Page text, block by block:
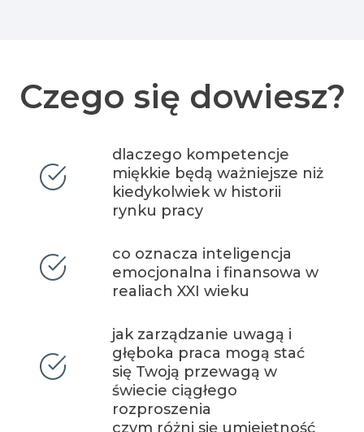
Czego się dowiesz?
dlaczego kompetencje
miękkie będą ważniejsze niż
kiedykolwiek w historii
rynku pracy
co oznacza inteligencja
emocjonalna i finansowa w
realiach XXI wieku
jak zarządzanie uwagą i
głęboka praca mogą stać
się Twoją przewagą w
świecie ciągłego
rozproszenia
czym różni się umiejętność